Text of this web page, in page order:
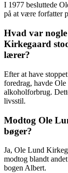
I 1977 besluttede
på at være forfatter
Hvad var
Kirkegaard
lærer?
Efter at have
foredrag, havde
alkoholforbrug.
livsstil.
Modtog Ole
bøger?
Ja, Ole Lund
modtog blandt
bogen Albert.